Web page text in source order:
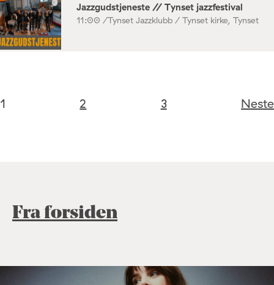
Jazzgudstjeneste // Tynset jazzfestival
11:00 /Tynset Jazzklubb / Tynset kirke, Tynset
1 2 3 Neste
Fra forsiden